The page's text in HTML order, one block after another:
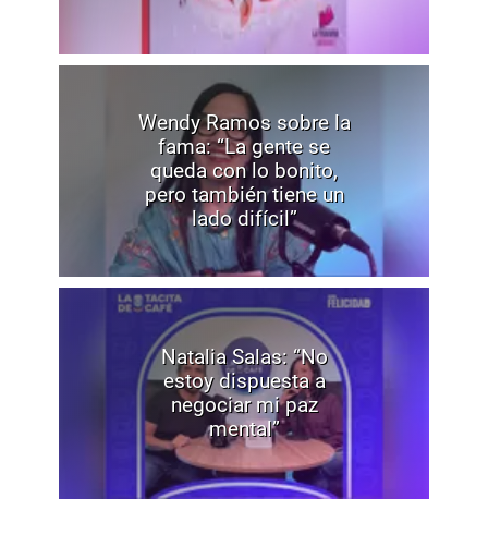
Wendy Ramos sobre la
fama: “La gente se
queda con lo bonito,
pero también tiene un
lado difícil”
Natalia Salas: “No
estoy dispuesta a
negociar mi paz
mental”